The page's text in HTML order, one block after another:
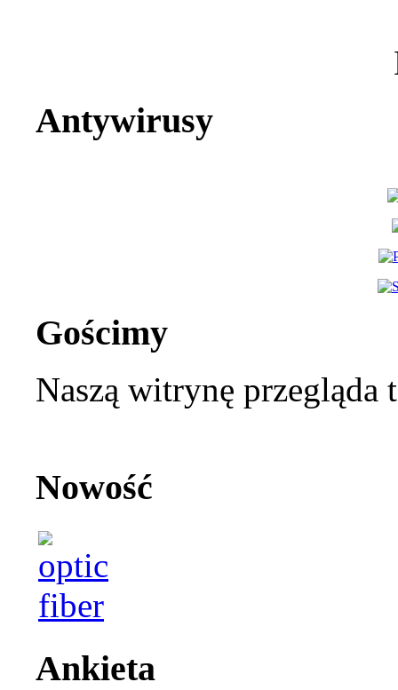
Antywirusy
Gościmy
Naszą witrynę przegląda
Nowość
Ankieta